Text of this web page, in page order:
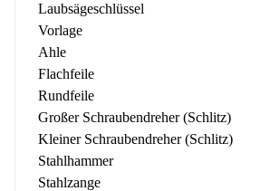
Laubsägeschlüssel
Vorlage
Ahle
Flachfeile
Rundfeile
Großer Schraubendreher (Schlitz)
Kleiner Schraubendreher (Schlitz)
Stahlhammer
Stahlzange